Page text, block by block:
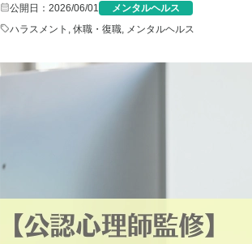
公開日：2026/06/01
メンタルヘルス
ハラスメント , 休職・復職, メンタルヘルス